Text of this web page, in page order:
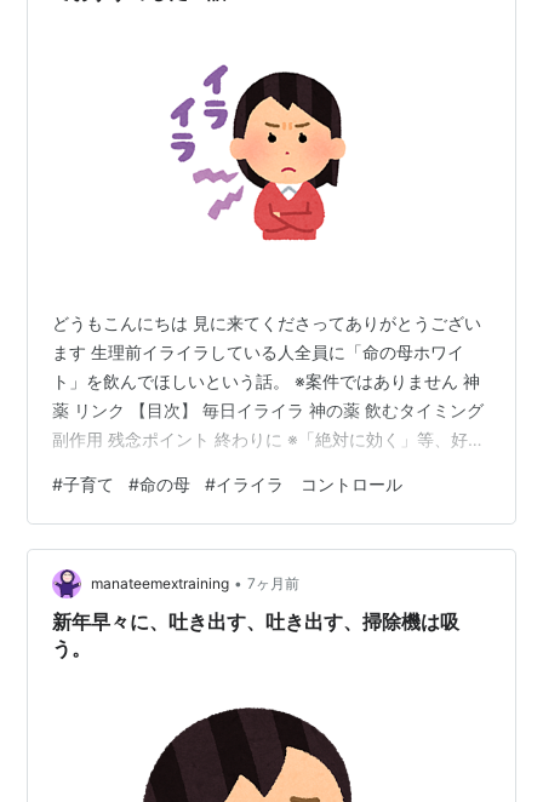
どうもこんにちは 見に来てくださってありがとうござい
ます 生理前イライラしている人全員に「命の母ホワイ
ト」を飲んでほしいという話。 ※案件ではありません 神
薬 リンク 【目次】 毎日イライラ 神の薬 飲むタイミング
副作用 残念ポイント 終わりに ※「絶対に効く」等、好き
はアフィリエイト広告を利用しています。 毎日イライラ
子供がいつまでも風呂に入らずユーチューブを見てい
る。 その隣でスマホスマホに忙しい夫。 同じ部屋で、ひ
とり晩御飯の片付けに精を出している自分。これが終わ
ったら洗濯物を片づけて、部屋を片付ける。みんな使っ
たものは基本的に全部…
#子育て #命の母 #イライラ コントロール
manateemextraining • 7ヶ月前
新年早々に、吐き出す、吐き出す、掃除機は吸
う。